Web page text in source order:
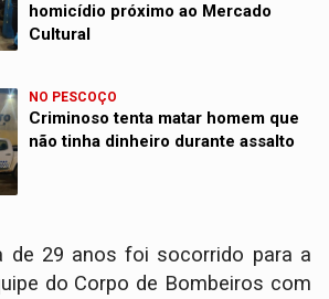
homicídio próximo ao Mercado
Cultural
NO PESCOÇO
Criminoso tenta matar homem que
não tinha dinheiro durante assalto
de 29 anos foi socorrido para a
do Corpo de Bombeiros com